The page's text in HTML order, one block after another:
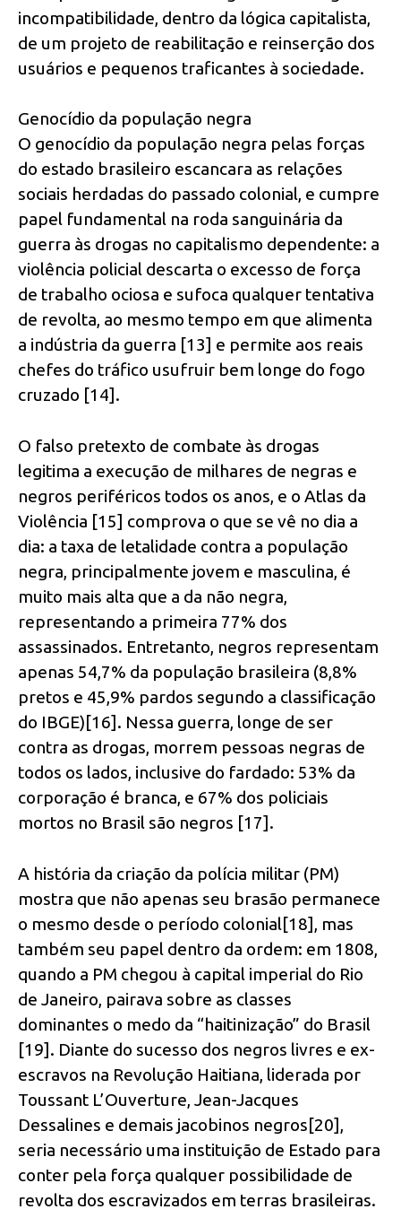
incompatibilidade, dentro da lógica capitalista,
de um projeto de reabilitação e reinserção dos
usuários e pequenos traficantes à sociedade.
Genocídio da população negra
O genocídio da população negra pelas forças
do estado brasileiro escancara as relações
sociais herdadas do passado colonial, e cumpre
papel fundamental na roda sanguinária da
guerra às drogas no capitalismo dependente: a
violência policial descarta o excesso de força
de trabalho ociosa e sufoca qualquer tentativa
de revolta, ao mesmo tempo em que alimenta
a indústria da guerra [13] e permite aos reais
chefes do tráfico usufruir bem longe do fogo
cruzado [14].
O falso pretexto de combate às drogas
legitima a execução de milhares de negras e
negros periféricos todos os anos, e o Atlas da
Violência [15] comprova o que se vê no dia a
dia: a taxa de letalidade contra a população
negra, principalmente jovem e masculina, é
muito mais alta que a da não negra,
representando a primeira 77% dos
assassinados. Entretanto, negros representam
apenas 54,7% da população brasileira (8,8%
pretos e 45,9% pardos segundo a classificação
do IBGE)[16]. Nessa guerra, longe de ser
contra as drogas, morrem pessoas negras de
todos os lados, inclusive do fardado: 53% da
corporação é branca, e 67% dos policiais
mortos no Brasil são negros [17].
A história da criação da polícia militar (PM)
mostra que não apenas seu brasão permanece
o mesmo desde o período colonial[18], mas
também seu papel dentro da ordem: em 1808,
quando a PM chegou à capital imperial do Rio
de Janeiro, pairava sobre as classes
dominantes o medo da “haitinização” do Brasil
[19]. Diante do sucesso dos negros livres e ex-
escravos na Revolução Haitiana, liderada por
Toussant L’Ouverture, Jean-Jacques
Dessalines e demais jacobinos negros[20],
seria necessário uma instituição de Estado para
conter pela força qualquer possibilidade de
revolta dos escravizados em terras brasileiras.